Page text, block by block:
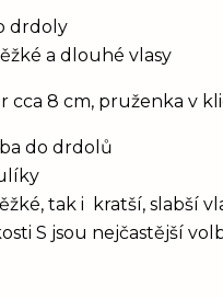
drdoly
a dlouhé vlasy
cca 8 cm, pruženka v
do drdolů
tak i kratší, slabší
S jsou nejčastější